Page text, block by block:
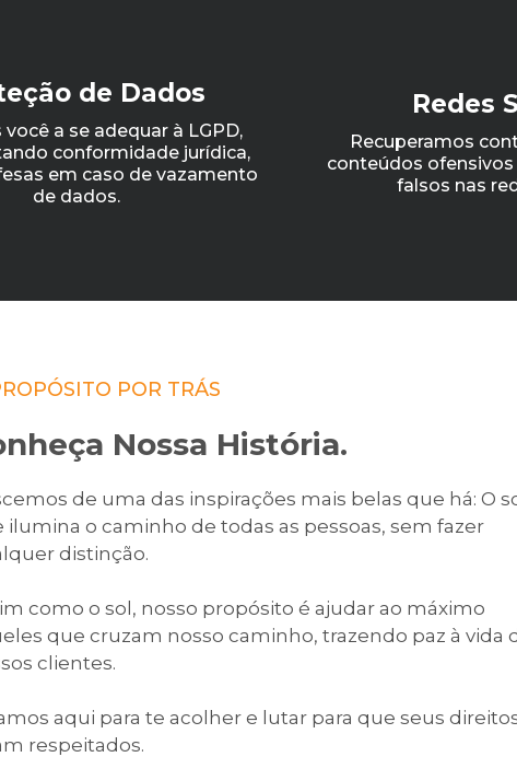
de Dados
a se adequar à LGPD,
conformidade jurídica,
em caso de vazamento
de dados.
Redes
Recuperamos
conteúdos
falsos nas
POR TRÁS
Nossa História.
de uma das inspirações mais belas que há: O
ilumina o caminho de todas as pessoas, sem fazer
distinção.
como o sol, nosso propósito é ajudar ao máximo
que cruzam nosso caminho, trazendo paz à vida
clientes.
aqui para te acolher e lutar para que seus
respeitados.